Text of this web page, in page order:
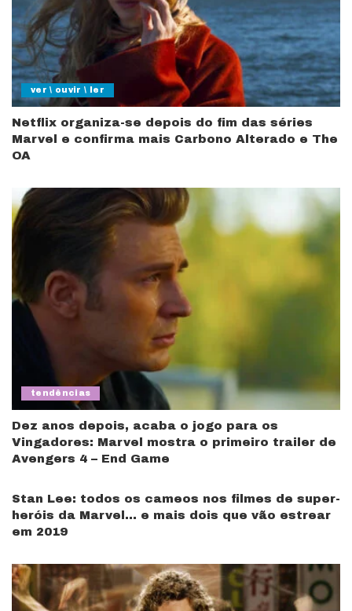
ver \ ouvir \ ler
Netflix organiza-se depois do fim das séries
Marvel e confirma mais Carbono Alterado e The
OA
tendências
Dez anos depois, acaba o jogo para os
Vingadores: Marvel mostra o primeiro trailer de
Avengers 4 – End Game
Stan Lee: todos os cameos nos filmes de super-
heróis da Marvel… e mais dois que vão estrear
em 2019